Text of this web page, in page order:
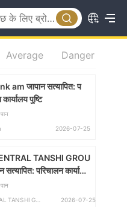
Average Danger
am जापान सत्यापित: प
पुष्टि
2026-07-25
TANSHI GROU
CENTRAL TANSHI GROUP
2026-07-25